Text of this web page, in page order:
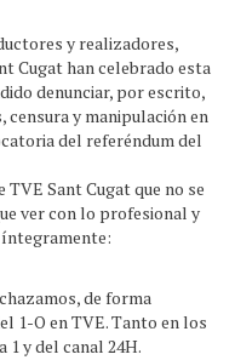
y realizadores,
Cugat han celebrado esta
denunciar, por escrito,
y manipulación en
del referéndum del
Sant Cugat que no se
ver con lo profesional y
íntegramente:
de forma
1-O en TVE. Tanto en los
1 y del canal 24H.